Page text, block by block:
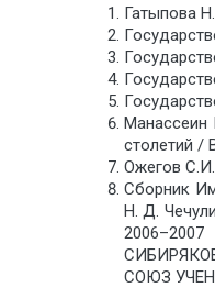
Гатыпова
Манассеин
столетий /
Ожегов
Сборник
Н. Д.
СОЮЗ